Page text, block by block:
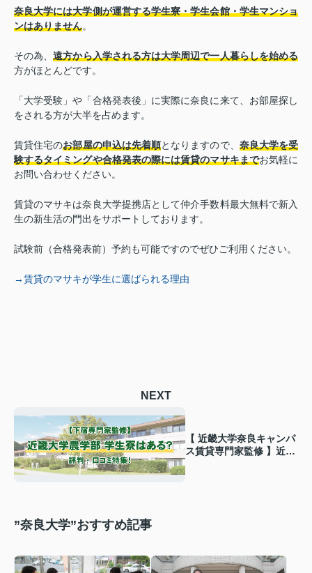
奈良大学には大学側が運営する学生寮・学生会館・学生マンショ
ンはありません。
その為、遠方から入学される方は大学周辺で一人暮らしを始める
方がほとんどです。
「大学受験」や「合格発表後」に実際に奈良に来て、お部屋探し
をされる方が大半を占めます。
賃貸住宅のお部屋の申込は先着順となりますので、 奈良大学を受
験するタイミングや合格発表の際には賃貸のマサキまでお気軽に
お問い合わせください。
賃貸のマサキは奈良大学提携店として仲介手数料最大無料で新入
生の新生活の門出をサポートしております。
試験前（合格発表前）予約も可能ですのでぜひご利用ください。
→賃貸のマサキが学生に選ばられる理由
NEXT
【 近畿大学奈良キャンパ
ス賃貸専門家監修 】近畿
”奈良大学”おすすめ記事